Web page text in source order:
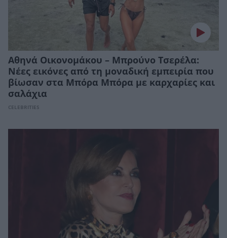
Αθηνά Οικονομάκου – Μπρούνο Τσερέλα:
Νέες εικόνες από τη μοναδική εμπειρία που
βίωσαν στα Μπόρα Μπόρα με καρχαρίες και
σαλάχια
CELEBRITIES